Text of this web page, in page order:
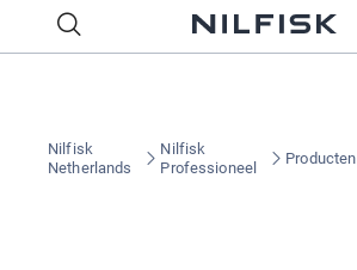
Nilfisk
Netherlands
Nilfisk
Professioneel
Producten